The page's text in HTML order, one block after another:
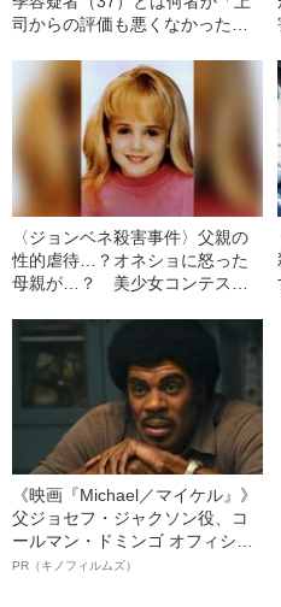
司からの評価も悪くなかった」
〈ジョンベネ殺害事件〉父親の
性的虐待…？オネショに怒った
母親が…？ 美少女コンテスト
《映画『Michael／マイケル』》
父ジョセフ・ジャクソン役、コ
ールマン・ドミンゴ オフィシャ
ルインタビュー“観客を魅了した
PR（キノフィルムズ）